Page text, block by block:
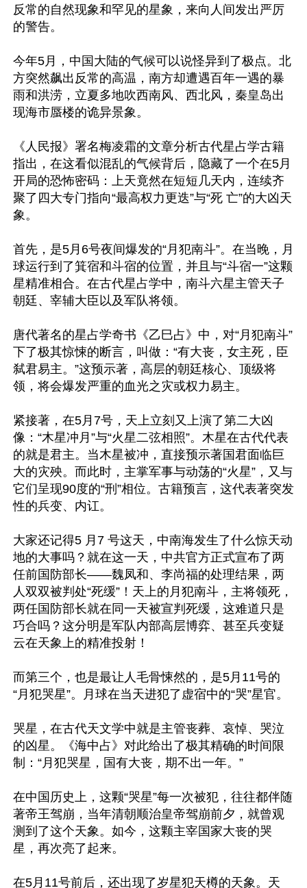
反常的自然现象和罕见的星象，来向人间发出严厉
的警告。
今年5月，中国大陆的气候可以说怪异到了极点。北
方突然飙出反常的高温，南方却遭遇百年一遇的暴
雨和洪涝，立夏多地吹西南风、西北风，秦皇岛出
现海市蜃楼的诡异景象。
《人民报》署名梅凌霜的文章分析古代星占学古籍
指出，在这看似混乱的气候背后，隐藏了一个在5月
开局的恐怖密码：上天竟然在短短几天内，连续齐
聚了四大专门指向“最高权力更迭”与“死 亡”的大凶天
象。
首先，是5月6号夜间爆发的“月犯南斗”。在当晚，月
球运行到了箕宿和斗宿的位置，并且与“斗宿一”这颗
星精准相合。在古代星占学中，南斗六星主管天子
朝廷、宰辅大臣以及军队将领。
唐代著名的星占学奇书《乙巳占》中，对“月犯南斗”
下了极其惊悚的断言，叫做：“有大丧，女主死，臣
弑君易主。”这预示著，高层的朝廷核心、顶级将
领，将会爆发严重的血光之灾或权力易主。
紧接著，在5月7号，天上立刻又上演了第二大凶
像：“木星冲月”与“火星二弦相照”。木星在古代代表
的就是君主。当木星被冲，直接预示著国君面临巨
大的灾殃。而此时，主掌军事与动荡的“火星”，又与
它们呈现90度的“刑”相位。古籍预言，这代表著突发
性的兵变、内讧。
大家还记得5 月7 号这天，中南海发生了什么惊天动
地的大事吗？就在这一天，中共官方正式宣布了两
任前国防部长——魏凤和、李尚福的处理结果，两
人双双被判处“死缓”！天上的月犯南斗，主将领死，
两任国防部长就在同一天被宣判死缓，这难道只是
巧合吗？这分明是军队内部高层博弈、甚至兵变疑
云在天象上的精准投射！
而第三个，也是最让人毛骨悚然的，是5月11号的
“月犯哭星”。月球在当天进犯了虚宿中的“哭”星官。
哭星，在古代天文学中就是主管丧葬、哀悼、哭泣
的凶星。《海中占》对此给出了极其精确的时间限
制：“月犯哭星，国有大丧，期不出一年。”
在中国历史上，这颗“哭星”每一次被犯，往往都伴随
著帝王驾崩，当年清朝顺治皇帝驾崩前夕，就曾观
测到了这个天象。如今，这颗主宰国家大丧的哭
星，再次亮了起来。
在5月11号前后，还出现了岁星犯天樽的天象。天